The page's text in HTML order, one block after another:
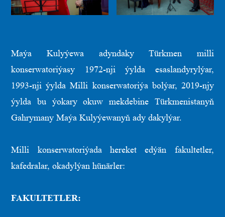
Maýa Kulyýewa adyndaky Türkmen milli
konserwatoriýasy 1972-nji ýylda esaslandyrylýar,
1993-nji ýylda Milli konserwatoriýa bolýar, 2019-njy
ýylda bu ýokary okuw mekdebine Türkmenistanyň
Gahrymany Maýa Kulyýewanyň ady dakylýar.
Milli konserwatoriýada hereket edýän fakultetler,
kafedralar, okadylýan hünärler:
FAKULTETLER: